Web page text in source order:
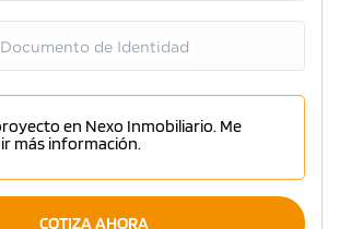
Documento de Identidad
COTIZA AHORA